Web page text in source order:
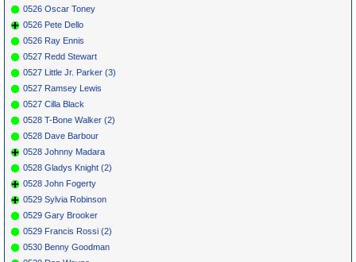
0526 Oscar Toney
0526 Pete Dello
0526 Ray Ennis
0527 Redd Stewart
0527 Little Jr. Parker (3)
0527 Ramsey Lewis
0527 Cilla Black
0528 T-Bone Walker (2)
0528 Dave Barbour
0528 Johnny Madara
0528 Gladys Knight (2)
0528 John Fogerty
0529 Sylvia Robinson
0529 Gary Brooker
0529 Francis Rossi (2)
0530 Benny Goodman